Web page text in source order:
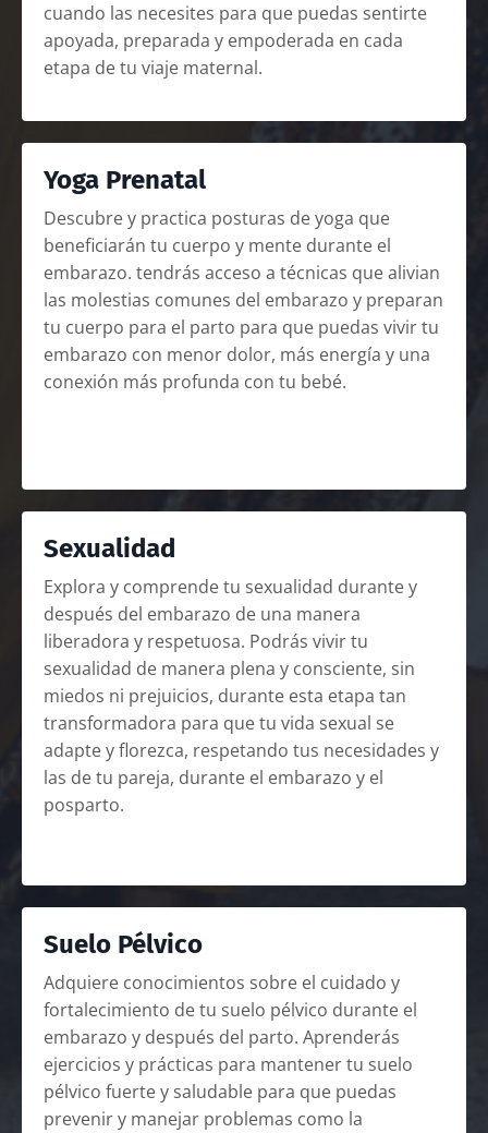
cuando las necesites para que puedas sentirte
apoyada, preparada y empoderada en cada
etapa de tu viaje maternal.
Yoga Prenatal
Descubre y practica posturas de yoga que
beneficiarán tu cuerpo y mente durante el
embarazo. tendrás acceso a técnicas que alivian
las molestias comunes del embarazo y preparan
tu cuerpo para el parto para que puedas vivir tu
embarazo con menor dolor, más energía y una
conexión más profunda con tu bebé.
Sexualidad
Explora y comprende tu sexualidad durante y
después del embarazo de una manera
liberadora y respetuosa. Podrás vivir tu
sexualidad de manera plena y consciente, sin
miedos ni prejuicios, durante esta etapa tan
transformadora para que tu vida sexual se
adapte y florezca, respetando tus necesidades y
las de tu pareja, durante el embarazo y el
posparto.
Suelo Pélvico
Adquiere conocimientos sobre el cuidado y
fortalecimiento de tu suelo pélvico durante el
embarazo y después del parto. Aprenderás
ejercicios y prácticas para mantener tu suelo
pélvico fuerte y saludable para que puedas
prevenir y manejar problemas como la